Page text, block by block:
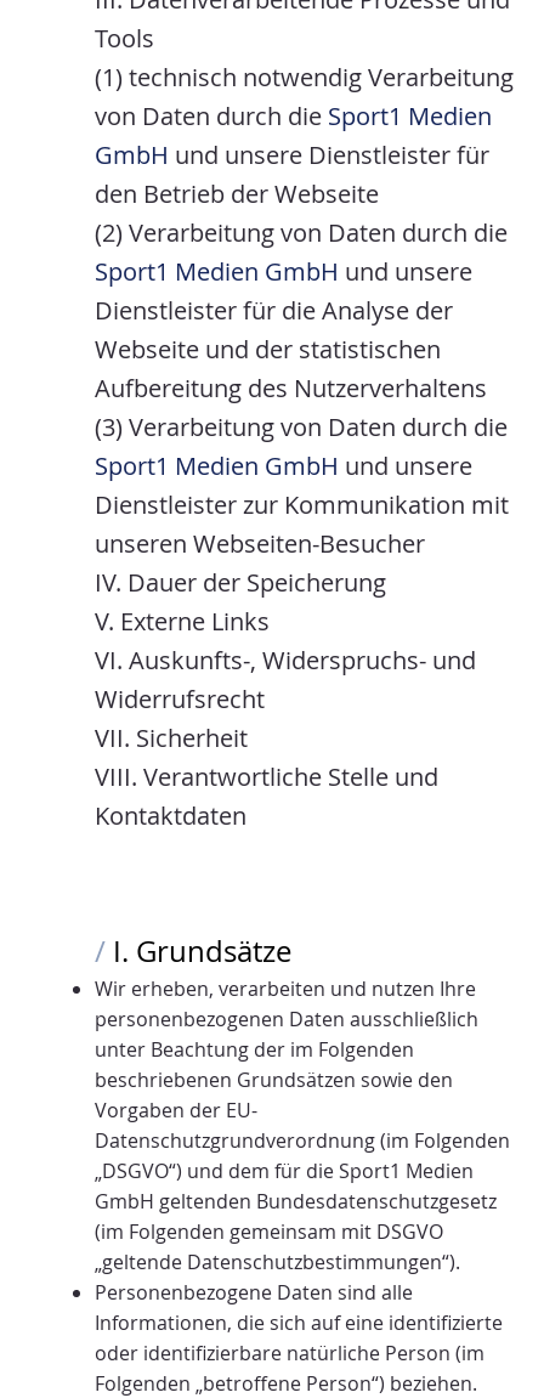
Tools
(1) technisch notwendig Verarbeitung
von Daten durch die Sport1 Medien
GmbH und unsere Dienstleister für
den Betrieb der Webseite
(2) Verarbeitung von Daten durch die
Sport1 Medien GmbH und unsere
Dienstleister für die Analyse der
Webseite und der statistischen
Aufbereitung des Nutzerverhaltens
(3) Verarbeitung von Daten durch die
Sport1 Medien GmbH und unsere
Dienstleister zur Kommunikation mit
unseren Webseiten-Besucher
IV. Dauer der Speicherung
V. Externe Links
VI. Auskunfts-, Widerspruchs- und
Widerrufsrecht
VII. Sicherheit
VIII. Verantwortliche Stelle und
Kontaktdaten
/ I. Grundsätze
Wir erheben, verarbeiten und nutzen Ihre
personenbezogenen Daten ausschließlich
unter Beachtung der im Folgenden
beschriebenen Grundsätzen sowie den
Vorgaben der EU-
Datenschutzgrundverordnung (im Folgenden
„DSGVO“) und dem für die Sport1 Medien
GmbH geltenden Bundesdatenschutzgesetz
(im Folgenden gemeinsam mit DSGVO
„geltende Datenschutzbestimmungen“).
Personenbezogene Daten sind alle
Informationen, die sich auf eine identifizierte
oder identifizierbare natürliche Person (im
Folgenden „betroffene Person“) beziehen.